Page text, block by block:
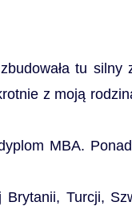
tu silny
z moją
MBA.
Turcji,